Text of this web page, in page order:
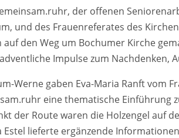
der offenen
und des Frauenreferates des
den Weg um Bochumer Kirche
Impulse zum Nachdenken,
Werne gaben Eva-Maria Ranft vom
eine thematische Einführung
der Route waren die Holzengel auf
lieferte ergänzende